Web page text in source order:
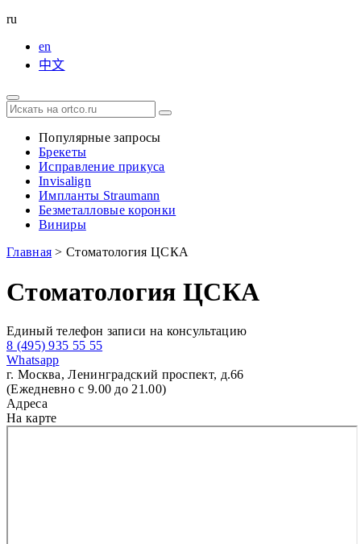
ru
en
中文
Популярные запросы
Брекеты
Исправление прикуса
Invisalign
Импланты Straumann
Безметалловые коронки
Виниры
Главная >Стоматология ЦСКА
Стоматология ЦСКА
Единый телефон записи на консультацию
8 (495) 935 55 55
Whatsapp
г. Москва, Ленинградский проспект, д.66
(Ежедневно с 9.00 до 21.00)
Адреса
На карте